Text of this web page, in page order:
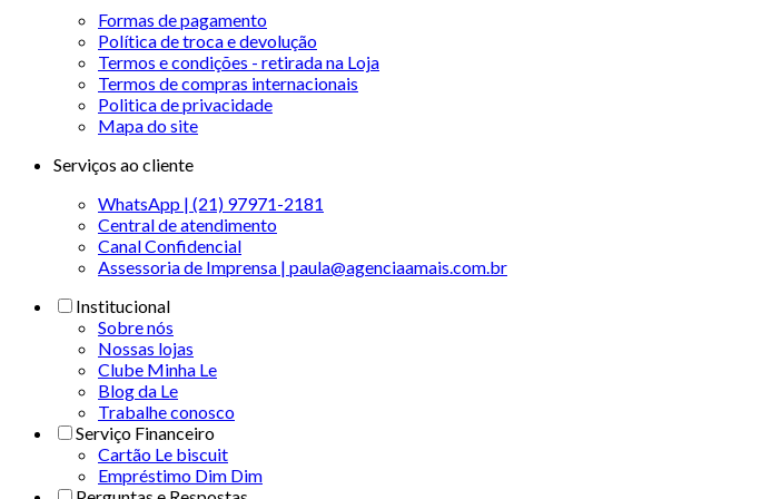
Formas de pagamento
Política de troca e devolução
Termos e condições - retirada na Loja
Termos de compras internacionais
Politica de privacidade
Mapa do site
Serviços ao cliente
WhatsApp | (21) 97971-2181
Central de atendimento
Canal Confidencial
Assessoria de Imprensa | paula@agenciaamais.com.br
Institucional
Sobre nós
Nossas lojas
Clube Minha Le
Blog da Le
Trabalhe conosco
Serviço Financeiro
Cartão Le biscuit
Empréstimo Dim Dim